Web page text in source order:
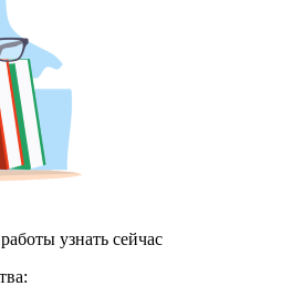
узнать сейчас